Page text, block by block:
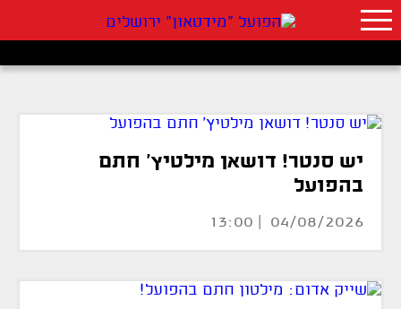
יש סנטר! דושאן מילטיץ' חתם
בהפועל
04/08/2026 | 13:00